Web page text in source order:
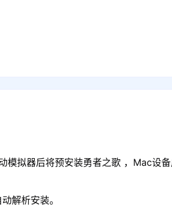
模拟器后将预安装勇者之歌 ，Mac设
解析安装。